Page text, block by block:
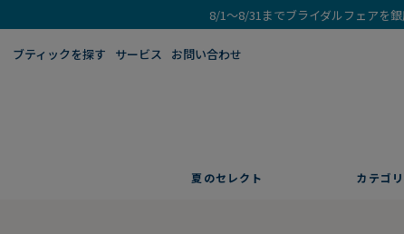
8/1～8/31までブライダルフェアを
ブティックを探す​ サービス お問い合わせ
夏のセレクト カテゴ